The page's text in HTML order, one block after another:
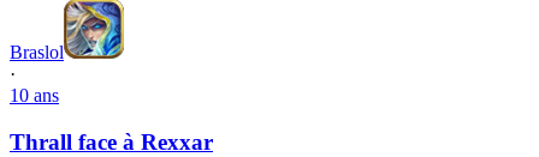
Braslol
·
10 ans
Thrall face à Rexxar